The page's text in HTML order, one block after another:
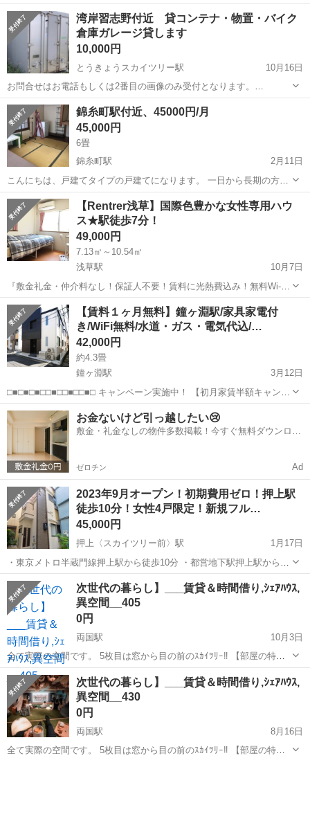
向島駅から徒歩3分。浅草まで3駅8分の好立地。 スカイツリーまで2駅
6分。 気軽に...
東京 墨田区 東向島駅 シェアハウス 徒歩
湾岸習志野付近 貸コンテナ・物置・バイク
倉庫ガレージ貸します
10,000円
とうきょうスカイツリー駅
10月16日
お問合せはお電話もしくは2番目の画像のみ受付となります。
08044070022 メッセージされても返事は一切行っておりません。 ⭐️所
在地 習志野 貸コンテナ物置バイクガレージ 初期費用0円ですが、敷
金を預からせて頂き...
東京 墨田区 とうきょうスカイツリー駅
コンテナ
錦糸町駅付近、45000円/月
45,000円
6畳
錦糸町駅
2月11日
こんにちは、戸建てタイプの戸建てになります。 一日から長期の方は
数年滞在の方もいます。 基本的に、月ごとの支払いになります。 家賃
は、月45000+光熱費 現在は、写真掲載されている45000円の部屋が今
月の末に出る予定に...
東京 墨田区 錦糸町駅 シェアハウス 家賃
【Rentrer浅草】国際色豊かな女性専用ハウ
ス★駅徒歩7分！
49,000円
7.13㎡～10.54㎡
浅草駅
10月7日
『敷金礼金・仲介料なし！保証人不要！賃料に光熱費込み！無料Wi-Fi
あり！』 ”お問い合わせ”はこちらをクリック➡➡➡http://www.create-
gh.jp/contact-houselist/?house_i...
東京 墨田区 浅草駅 シェアハウス 物件
【賃料１ヶ月無料】鐘ヶ淵駅/家具家電付
き/WiFi無料/水道・ガス・電気代込/…
42,000円
約4.3畳
鐘ヶ淵駅
3月12日
□■□■□■□□■□□■□□■□ キャンペーン実施中！ 【初月家賃半額キャンペ
ーン】or【1か月分賃料0円キャンペーン】 （※条件：3か月以上入
居） □■□■□■□□■□□■□□■□ 東京都内で『家具家電付き』...
東京 墨田区 鐘ヶ淵駅 シェアハウス 無料
お金ないけど引っ越したい😢
敷金・礼金なしの物件多数掲載！今すぐ無料ダウンロー
ゼロチン Ad
2023年9月オープン！初期費用ゼロ！押上駅
徒歩10分！女性4戸限定！新規フル…
45,000円
押上〈スカイツリー前〉駅
1月17日
・東京メトロ半蔵門線押上駅から徒歩10分 ・都営地下駅押上駅から徒
歩10分 ■女性限定、全室鍵付き個室 ■入居時費用 ・保証金0円 ・敷金
礼金0円 ・火災保険、家財保険、賠償保険は大家負担 ■専有面積：7....
東京 押上〈スカイツリー前〉駅 シェアハウス
徒歩
次世代の暮らし】___賃貸＆時間借り,ｼｪｱﾊｳｽ,
異空間__405
0円
両国駅
10月3日
全て実際の空間です。 5枚目は窓から目の前のｽｶｲﾂﾘｰ‼︎ 【部屋の特
徴】 ➊生活に必要な全てがある (風呂ﾄｲﾚ,ﾛﾌﾄ＆ｿﾌｧﾍﾞｯﾄﾞ,洗濯乾燥機,
全料理対応家電, ➋8k大画面＆360°立体音響 ↪︎映画,You...
東京 墨田区 両国駅 シェアハウス 無料
次世代の暮らし】___賃貸＆時間借り,ｼｪｱﾊｳｽ,
異空間__430
0円
両国駅
8月16日
全て実際の空間です。 5枚目は窓から目の前のｽｶｲﾂﾘｰ‼︎ 【部屋の特